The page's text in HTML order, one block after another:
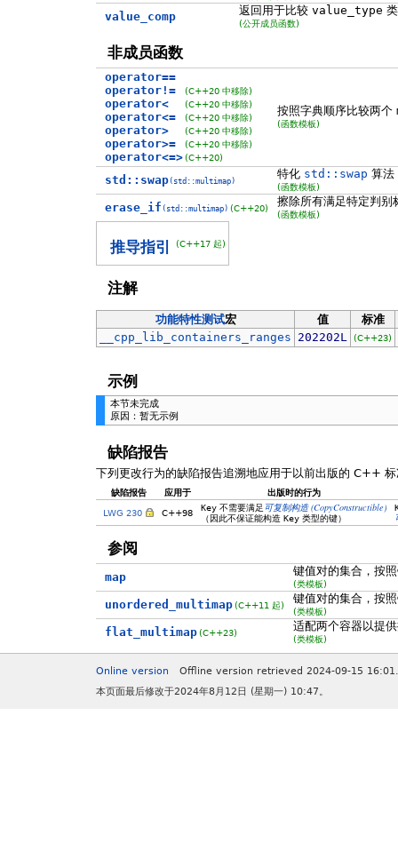
value_comp 返回用于比较 value_type
(公开成员函数)
非成员函数
operator==
operator!=
operator<
operator<=
operator>
operator>=
operator<=>
(C++20 中移除)
(C++20 中移除)
(C++20 中移除)
(C++20 中移除)
(C++20 中移除)
(C++20)
按照字典顺序比较两个
(函数模板)
std::swap(std::multimap)
特化 std::swap 算法
(函数模板)
erase_if (std::multimap) (C++20) 擦除所有满足特定判别
(函数模板)
推导指引 (C++17 起)
注解
功能特性测试宏 值
标准
__cpp_lib_containers_ranges 202202L (C++23)
示例
本节未完成
原因：暂无示例
缺陷报告
下列更改行为的缺陷报告追溯地应用于以前出版的 C++
缺陷报告 应用于
出版时的行为
LWG 230
C++98 Key不需要满足 可复制构造 (CopyConstructible)
（因此不保证能构造 Key类型的键）
参阅
map 键值对的集合，按
(类模板)
unordered_multimap (C++11 起) 键值对的集合，按
(类模板)
flat_multimap (C++23) 适配两个容器以提
(类模板)
Online version
Offline version retrieved 2024-09-15 16:01.
本页面最后修改于2024年8月12日 (星期一) 10:47。